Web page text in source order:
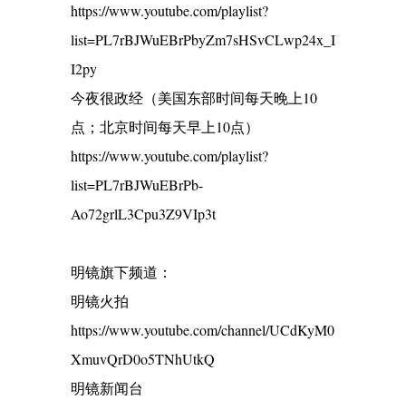
https://www.youtube.com/playlist?
list=PL7rBJWuEBrPbyZm7sHSvCLwp24x_I
I2py
今夜很政经（美国东部时间每天晚上10
点；北京时间每天早上10点）
https://www.youtube.com/playlist?
list=PL7rBJWuEBrPb-
Ao72grlL3Cpu3Z9VIp3t
明镜旗下频道：
明镜火拍
https://www.youtube.com/channel/UCdKyM0
XmuvQrD0o5TNhUtkQ
明镜新闻台